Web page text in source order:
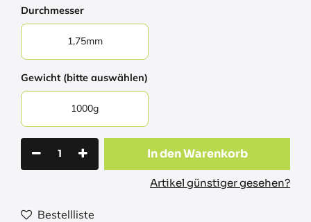
Durchmesser
1,75mm
Gewicht (bitte auswählen)
1000g
In den Warenkorb
Artikel günstiger gesehen?
Bestellliste